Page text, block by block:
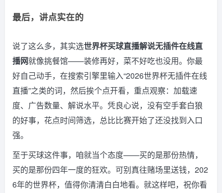
最后，讲点实在的
说了这么多，其实选世界杯买球直播解说无插件在线直
播网就像挑餐馆——装修再好，菜不好吃也没用。你最
好自己动手，在搜索引擎里输入“2026世界杯无插件在线
直播”之类的词，然后挨个点开看，重点观察：加载速
度、广告数量、解说水平。凭良心说，没有空手套白狼
的好事，花点时间筛选，总比比赛开始了还没找到入口
强。
至于买球这件事，咱就当个态度——买的是那份热情，
买的是那份四年一度的狂欢。可别真往赌场里送钱，202
6年的世界杯，值得你清清白白地看。就这样吧，祝你看